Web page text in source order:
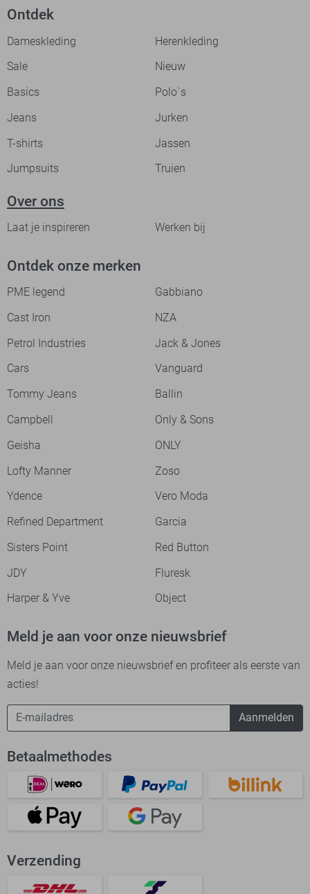
Ontdek
Dameskleding
Herenkleding
Sale
Nieuw
Basics
Polo`s
Jeans
Jurken
T-shirts
Jassen
Jumpsuits
Truien
Over ons
Laat je inspireren Werken bij
Ontdek onze merken
PME legend
Gabbiano
Cast Iron
NZA
Petrol Industries
Jack & Jones
Cars
Vanguard
Tommy Jeans
Ballin
Campbell
Only & Sons
Geisha
ONLY
Lofty Manner
Zoso
Ydence
Vero Moda
Refined Department
Garcia
Sisters Point
Red Button
JDY
Fluresk
Harper & Yve
Object
Meld je aan voor onze nieuwsbrief
Meld je aan voor onze nieuwsbrief en profiteer als eerste van
acties!
Aanmelden
Betaalmethodes
Verzending